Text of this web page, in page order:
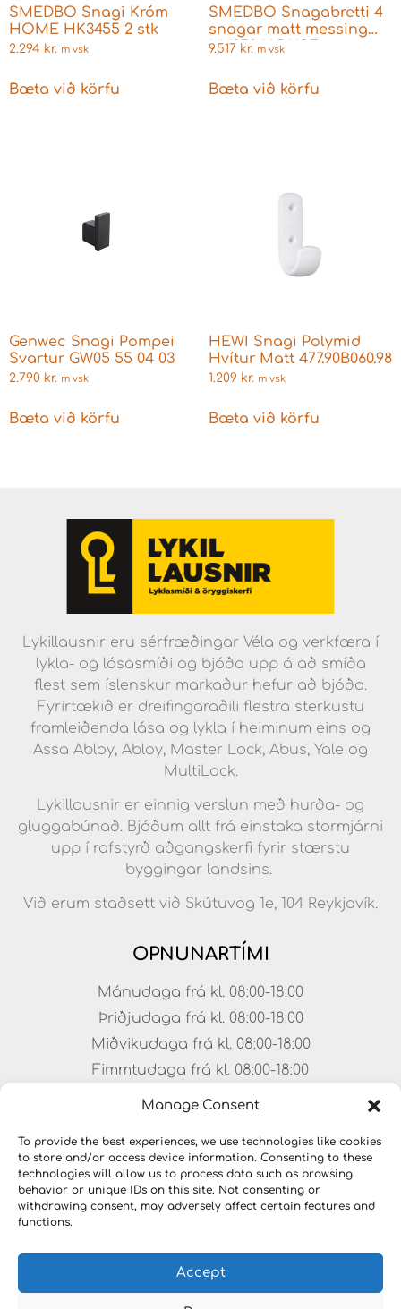
Manage Consent
To provide the best experiences, we use technologies like cookies
to store and/or access device information. Consenting to these
technologies will allow us to process data such as browsing
behavior or unique IDs on this site. Not consenting or
withdrawing consent, may adversely affect certain features and
functions.
Accept
SMEDBO Snagi Króm
HOME HK3455 2 stk
2.294 kr. m vsk
Bæta við körfu
SMEDBO Snagabretti 4
snagar matt messing
HV359 HOUSE
9.517 kr. m vsk
Bæta við körfu
Genwec Snagi Pompei
Svartur GW05 55 04 03
2.790 kr. m vsk
Bæta við körfu
HEWI Snagi Polymid
Hvítur Matt 477.90B060.98
1.209 kr. m vsk
Bæta við körfu
Lykillausnir eru sérfræðingar Véla og verkfæra í
lykla- og lásasmíði og bjóða upp á að smíða
flest sem íslenskur markaður hefur að bjóða.
Fyrirtækið er dreifingaraðili flestra sterkustu
framleiðenda lása og lykla í heiminum eins og
Assa Abloy, Abloy, Master Lock, Abus, Yale og
MultiLock.
Lykillausnir er einnig verslun með hurða- og
gluggabúnað. Bjóðum allt frá einstaka stormjárni
upp í rafstyrð aðgangskerfi fyrir stærstu
byggingar landsins.
Við erum staðsett við Skútuvog 1e, 104 Reykjavík.
OPNUNARTÍMI
Mánudaga frá kl. 08:00-18:00
Þriðjudaga frá kl. 08:00-18:00
Miðvikudaga frá kl. 08:00-18:00
Fimmtudaga frá kl. 08:00-18:00
Föstudaga frá kl. 08:00-17:00